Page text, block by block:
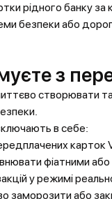
рідного банку
безпеки або
з
створювати
в себе:
карток
фіатними
у режимі
заморозити або